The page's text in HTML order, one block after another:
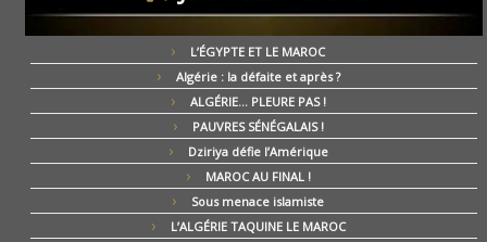
L’ÉGYPTE ET LE MAROC
Algérie : la défaite et après ?
ALGÉRIE… PLEURE PAS !
PAUVRES SÉNÉGALAIS !
Dziriya défie l’Amérique
MAROC AU FINAL !
Sous menace islamiste
L’ALGÉRIE TAQUINE LE MAROC